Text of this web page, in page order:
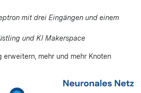
mit drei Eingängen und einem
und KI Makerspace
erweitern, mehr und mehr Knoten